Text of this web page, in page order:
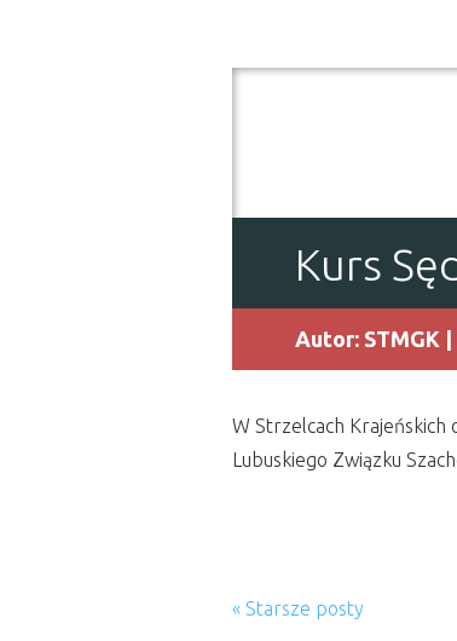
Kurs
Autor: STMGK
W Strzelcach Krajeńskich
Lubuskiego Związku
« Starsze posty